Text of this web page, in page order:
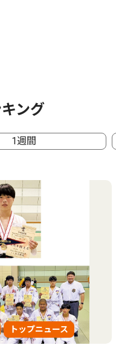
ング
1週間
トップニュース